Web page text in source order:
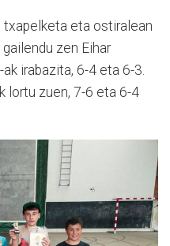
eta ostiralean
zen Eihar
irabazita, 6-4 eta 6-3.
lortu zuen, 7-6 eta 6-4